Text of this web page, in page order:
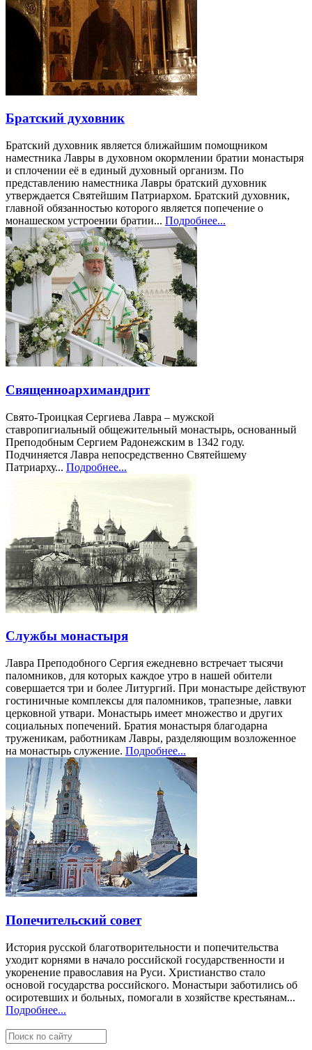
Братский духовник
Братский духовник является ближайшим помощником
наместника Лавры в духовном окормлении братии монастыря
и сплочении её в единый духовный организм. По
представлению наместника Лавры братский духовник
утверждается Святейшим Патриархом. Братский духовник,
главной обязанностью которого является попечение о
монашеском устроении братии... Подробнее...
Священноархимандрит
Свято-Троицкая Сергиева Лавра – мужской
ставропигиальный общежительный монастырь, основанный
Преподобным Сергием Радонежским в 1342 году.
Подчиняется Лавра непосредственно Святейшему
Патриарху... Подробнее...
Службы монастыря
Лавра Преподобного Сергия ежедневно встречает тысячи
паломников, для которых каждое утро в нашей обители
совершается три и более Литургий. При монастыре действуют
гостиничные комплексы для паломников, трапезные, лавки
церковной утвари. Монастырь имеет множество и других
социальных попечений. Братия монастыря благодарна
труженикам, работникам Лавры, разделяющим возложенное
на монастырь служение. Подробнее...
Попечительский совет
История русской благотворительности и попечительства
уходит корнями в начало российской государственности и
укоренение православия на Руси. Христианство стало
основой государства российского. Монастыри заботились об
осиротевших и больных, помогали в хозяйстве крестьянам...
Подробнее...